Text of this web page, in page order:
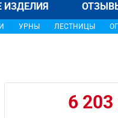
ИЗДЕЛИЯ
УРНЫ ЛЕСТНИЦЫ
6 203